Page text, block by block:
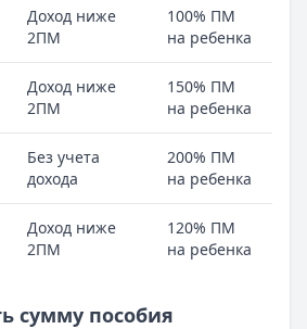
Доход ниже
2ПМ
100% ПМ
на ребенка
Доход ниже
2ПМ
150% ПМ
на ребенка
Без учета
дохода
200% ПМ
на ребенка
Доход ниже
2ПМ
120% ПМ
на ребенка
сумму пособия